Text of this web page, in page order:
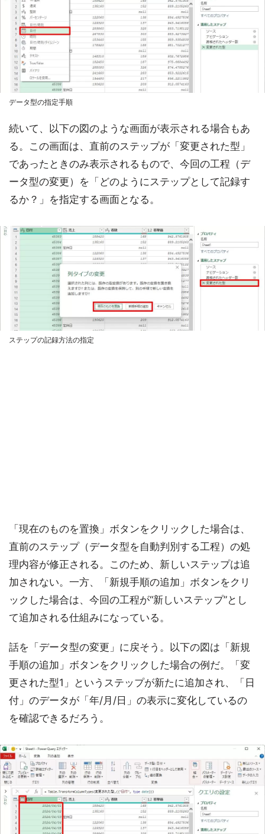
データ型の指定手順
続いて、以下の図のような画面が表示される場合もあ
る。この画面は、直前のステップが「変更された型」
であったときのみ表示されるもので、今回の工程（デ
ータ型の変更）を「どのようにステップとして記録す
るか？」を指定する画面となる。
ステップの記録方法の指定
「現在のものを置換」ボタンをクリックした場合は、
直前のステップ（データ型を自動判別する工程）の処
理内容が修正される。このため、新しいステップは追
加されない。一方、「新規手順の追加」ボタンをクリ
ックした場合は、今回の工程が“新しいステップ”とし
て追加される仕組みになっている。
話を「データ型の変更」に戻そう。以下の図は「新規
手順の追加」ボタンをクリックした場合の例だ。「変
更された型1」というステップが新たに追加され、「日
付」のデータが「年/月/日」の表示に変化しているの
を確認できるだろう。